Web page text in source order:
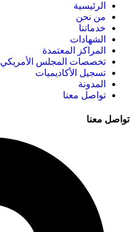
الرئيسية
من نحن
خدماتنا
الشهادات
المراكز المعتمدة
تخصصات المجلس الأمريكي
تسجيل الأكاديميات
المدونة
تواصل معنا
تواصل معنا